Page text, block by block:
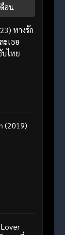
อน
ทางรัก
เธอ
ไทย
(2019)